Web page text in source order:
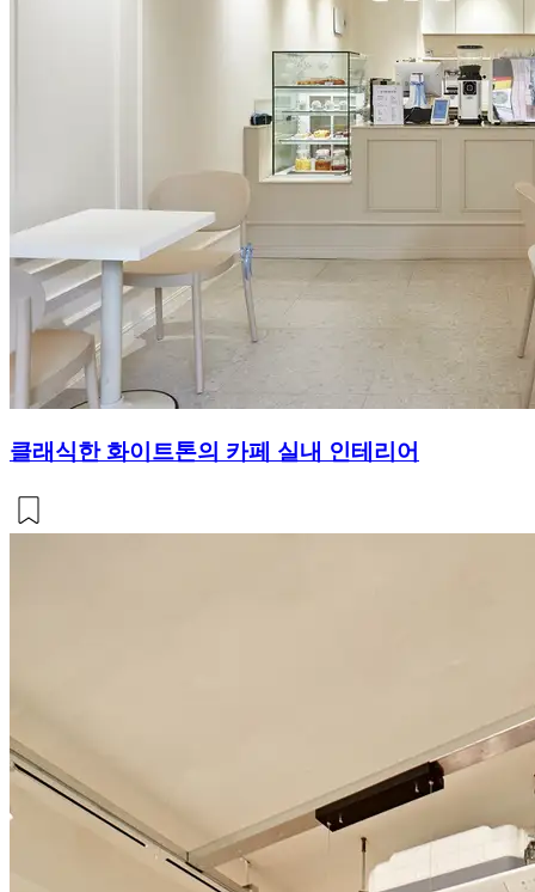
클래식한 화이트톤의 카페 실내 인테리어